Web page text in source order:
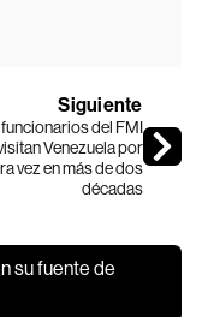
Siguiente
del FMI
Venezuela por
vez en más de dos
décadas
su fuente de